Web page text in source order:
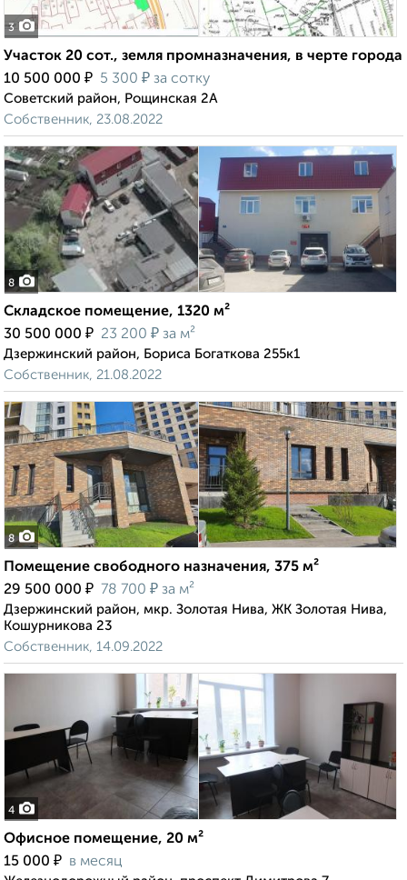
3
Участок 20 сот., земля промназначения, в черте города
10 500 000 ₽ 5 300 ₽ за сотку
Советский район, Рощинская 2А
Собственник, 23.08.2022
8
Складское помещение, 1320 м²
30 500 000 ₽ 23 200 ₽ за м²
Дзержинский район, Бориса Богаткова 255к1
Собственник, 21.08.2022
8
Помещение свободного назначения, 375 м²
29 500 000 ₽ 78 700 ₽ за м²
Дзержинский район, мкр. Золотая Нива, ЖК Золотая Нива,
Кошурникова 23
Собственник, 14.09.2022
4
Офисное помещение, 20 м²
15 000 ₽ в месяц